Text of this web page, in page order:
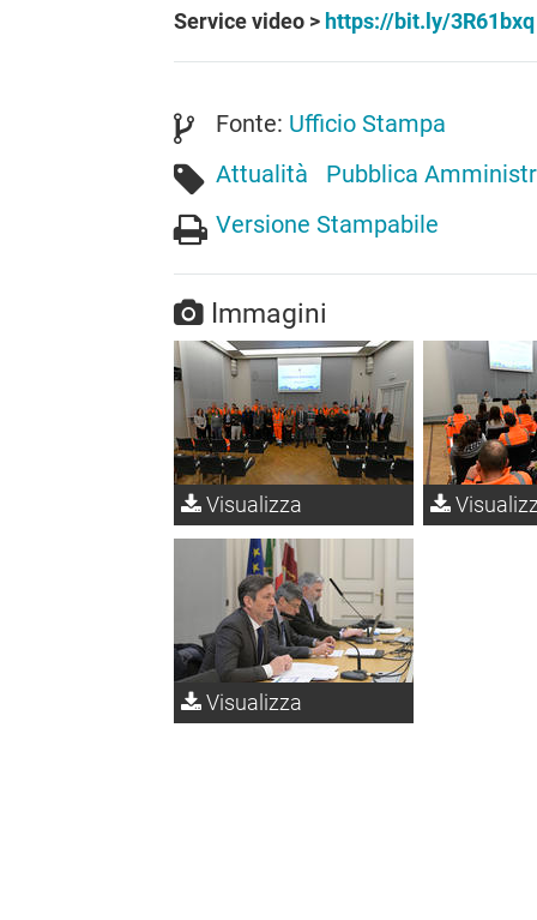
Service video > https://bit.ly/3R61bxq
Fonte: Ufficio Stampa
Attualità
Pubblica
Versione Stampabile
Immagini
Visualizza
Visualizza